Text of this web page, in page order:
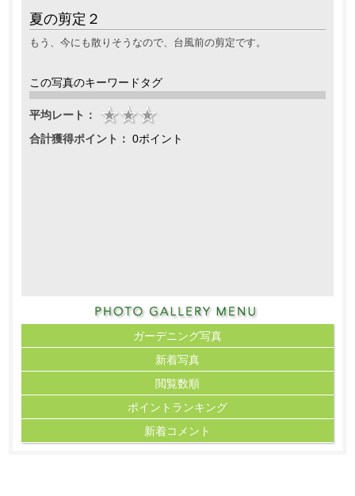
夏の剪定２
もう、今にも散りそうなので、台風前の剪定です。
この写真のキーワードタグ
平均レート：
合計獲得ポイント： 0ポイント
ガーデニング写真
新着写真
閲覧数順
ポイント ランキング
新着コメント